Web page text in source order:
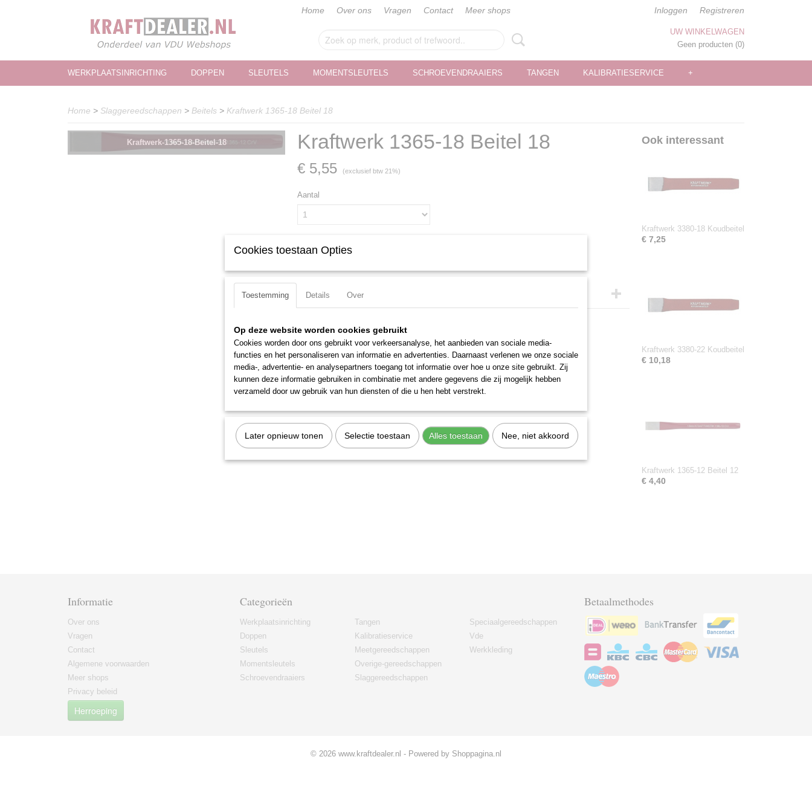
Home Over ons Vragen Contact Meer shops Inloggen Registreren
UW WINKELWAGEN
Geen producten (0)
WERKPLAATSINRICHTING DOPPEN SLEUTELS MOMENTSLEUTELS SCHROEVENDRAAIERS TANGEN KALIBRATIESERVICE +
Home > Slaggereedschappen > Beitels > Kraftwerk 1365-18 Beitel 18
Kraftwerk-1365-18-Beitel-18 Kraftwerk 1365-18 Beitel 18
€ 5,55 (exclusief btw 21%)
Aantal
IN WINKELWAGEN
Specificaties
EAN code
Productcode leverancier
1365-18
Ook interessant
Kraftwerk 3380-18 Koudbeitel
€ 7,25
Kraftwerk 3380-22 Koudbeitel
€ 10,18
Kraftwerk 1365-12 Beitel 12
€ 4,40
Informatie
Over ons
Vragen
Contact
Algemene voorwaarden
Meer shops
Privacy beleid
Herroeping
Categorieën
Werkplaatsinrichting
Doppen
Sleutels
Momentsleutels
Schroevendraaiers
Tangen
Kalibratieservice
Meetgereedschappen
Overige-gereedschappen
Slaggereedschappen
Speciaalgereedschappen
Vde
Werkkleding
Betaalmethodes
© 2026 www.kraftdealer.nl - Powered by Shoppagina.nl
Cookies toestaan Opties
Toestemming Details Over
Op deze website worden cookies gebruikt
Cookies worden door ons gebruikt voor verkeersanalyse, het aanbieden van sociale media-
functies en het personaliseren van informatie en advertenties. Daarnaast verlenen we onze sociale
media-, advertentie- en analysepartners toegang tot informatie over hoe u onze site gebruikt. Zij
kunnen deze informatie gebruiken in combinatie met andere gegevens die zij mogelijk hebben
verzameld door uw gebruik van hun diensten of die u hen hebt verstrekt.
Later opnieuw tonen Selectie toestaan Alles toestaan Nee, niet akkoord